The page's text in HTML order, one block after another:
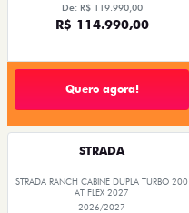
De: R$ 119.990,00
R$ 114.990,00
Quero agora!
STRADA
STRADA RANCH CABINE DUPLA TURBO 200
AT FLEX 2027
2026/2027